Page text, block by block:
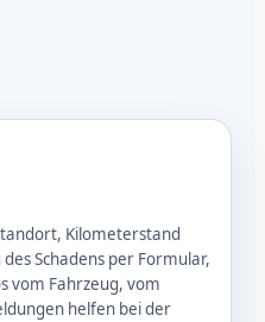
Kilometerstand
Schadens per Formular,
vom Fahrzeug, vom
helfen bei der